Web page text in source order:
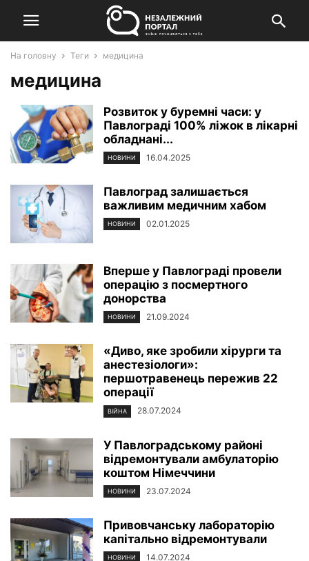
На головну Теги медицина
медицина
Розвиток у буремні часи: у
Павлограді 100% ліжок в лікарні
обладнані...
НОВИНИ 16.04.2025
Павлоград залишається
важливим медичним хабом
НОВИНИ 02.01.2025
Вперше у Павлограді провели
операцію з посмертного
донорства
НОВИНИ 21.09.2024
«Диво, яке зробили хірурги та
анестезіологи»:
першотравенець пережив 22
операції
ВІЙНА 28.07.2024
У Павлоградському районі
відремонтували амбулаторію
коштом Німеччини
НОВИНИ 23.07.2024
Привовчанську лабораторію
капітально відремонтували
НОВИНИ 14.07.2024